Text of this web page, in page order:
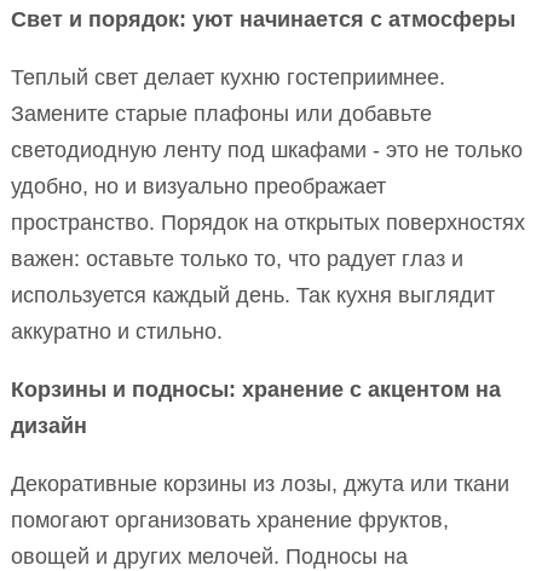
Свет и порядок: уют начинается с атмосферы
Теплый свет делает кухню гостеприимнее.
Замените старые плафоны или добавьте
светодиодную ленту под шкафами - это не только
удобно, но и визуально преображает
пространство. Порядок на открытых поверхностях
важен: оставьте только то, что радует глаз и
используется каждый день. Так кухня выглядит
аккуратно и стильно.
Корзины и подносы: хранение с акцентом на
дизайн
Декоративные корзины из лозы, джута или ткани
помогают организовать хранение фруктов,
овощей и других мелочей. Подносы на